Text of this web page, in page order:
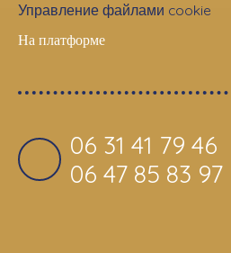
Управление файлами cookie
На платформе
06 31 41 79 46
06 47 85 83 97